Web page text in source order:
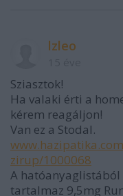
lzleo
Sziasztok!
Ha valaki érti a
kérem reagáljon!
Van ez a Stodal.
zirup/1000068
A hatóanyaglistából
tartalmaz 9,5mg